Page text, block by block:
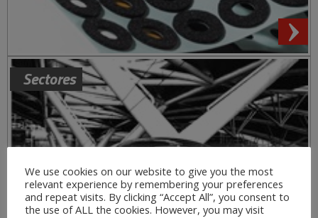
Sectores
We use cookies on our website to give you the most
relevant experience by remembering your preferences
and repeat visits. By clicking “Accept All”, you consent to
the use of ALL the cookies. However, you may visit